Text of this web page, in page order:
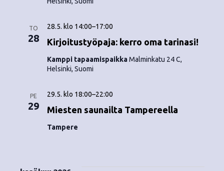
TO
28 Kirjoitustyöpaja: kerro oma tarinasi!
28.5. klo 14:00–17:00
Kamppi tapaamispaikkaMalminkatu 24 C,
Helsinki, Suomi
PE
29 Miesten saunailta Tampereella
29.5. klo 18:00–22:00
Tampere